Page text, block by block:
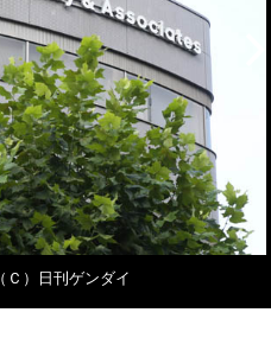
Ｃ）日刊ゲンダイ